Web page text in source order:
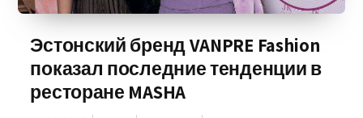
Эстонский бренд VANPRE Fashion
показал последние тенденции в
ресторане MASHA